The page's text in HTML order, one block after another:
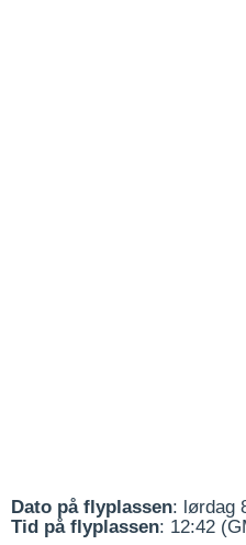
Dato på flyplassen: lørdag
Tid på flyplassen: 12:42